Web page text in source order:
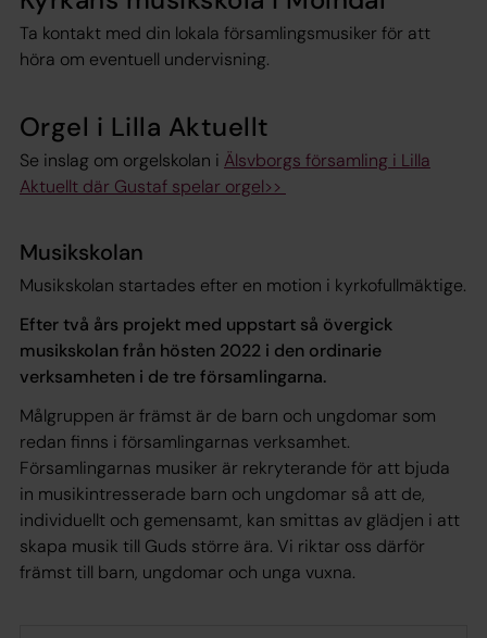
Ta kontakt med din lokala församlingsmusiker för att
höra om eventuell undervisning.
Orgel i Lilla Aktuellt
Se inslag om orgelskolan i Älsvborgs församling i Lilla
Aktuellt där Gustaf spelar orgel>>
Musikskolan
Musikskolan startades efter en motion i kyrkofullmäktige.
Efter två års projekt med uppstart så övergick
musikskolan från hösten 2022 i den ordinarie
verksamheten i de tre församlingarna.
Målgruppen är främst är de barn och ungdomar som
redan finns i församlingarnas verksamhet.
Församlingarnas musiker är rekryterande för att bjuda
in musikintresserade barn och ungdomar så att de,
individuellt och gemensamt, kan smittas av glädjen i att
skapa musik till Guds större ära. Vi riktar oss därför
främst till barn, ungdomar och unga vuxna.